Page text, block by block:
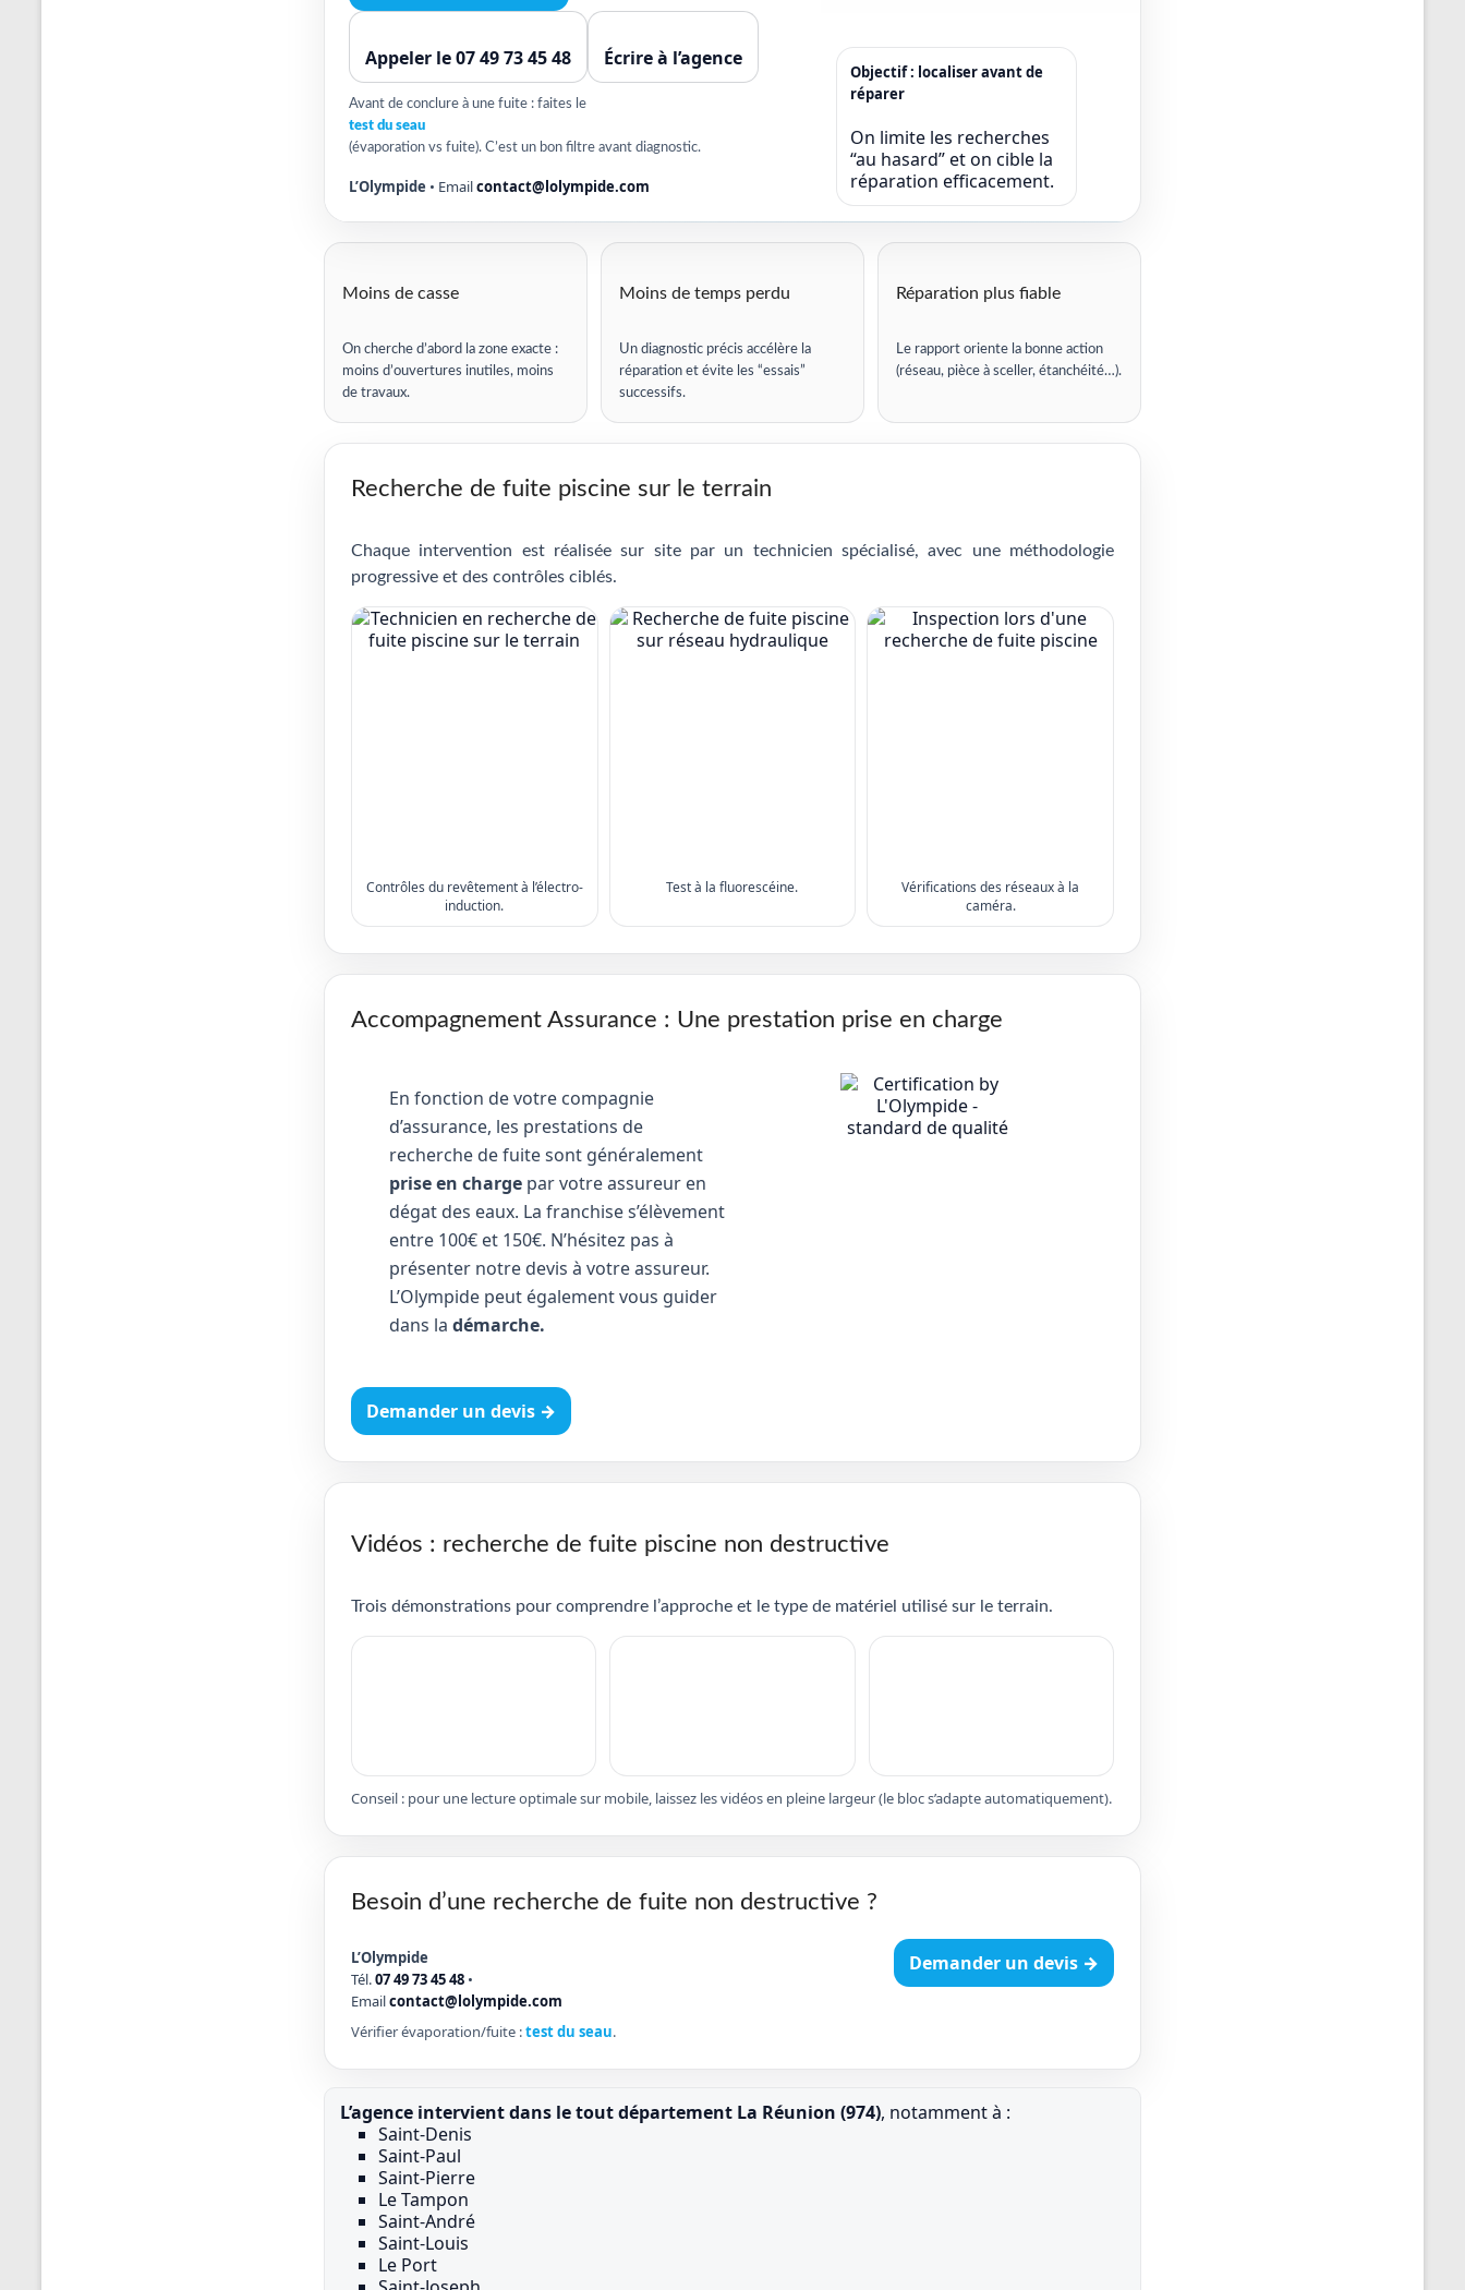
Appeler le 07 49 73 45 48 Écrire à l’agence
Avant de conclure à une fuite : faites le
test du seau
(évaporation vs fuite). C’est un bon filtre avant diagnostic.
L’Olympide • Emailcontact@lolympide.com
Objectif : localiser avant de
réparer
On limite les recherches
“au hasard” et on cible la
réparation efficacement.
Moins de casse
On cherche d’abord la zone exacte :
moins d’ouvertures inutiles, moins
de travaux.
Moins de temps perdu
Un diagnostic précis accélère la
réparation et évite les “essais”
successifs.
Réparation plus fiable
Le rapport oriente la bonne action
(réseau, pièce à sceller, étanchéité…).
Recherche de fuite piscine sur le terrain
Chaque intervention est réalisée sur site par un technicien spécialisé, avec une méthodologie
progressive et des contrôles ciblés.
Contrôles du revêtement à l’électro-
induction.
Test à la fluorescéine.
Vérifications des réseaux à la
caméra.
Accompagnement Assurance : Une prestation prise en charge
En fonction de votre compagnie
d’assurance, les prestations de
recherche de fuite sont généralement
prise en charge par votre assureur en
dégat des eaux. La franchise s’élèvement
entre 100€ et 150€. N’hésitez pas à
présenter notre devis à votre assureur.
L’Olympide peut également vous guider
dans la démarche.
Demander un devis →
Vidéos : recherche de fuite piscine non destructive
Trois démonstrations pour comprendre l’approche et le type de matériel utilisé sur le terrain.
Conseil : pour une lecture optimale sur mobile, laissez les vidéos en pleine largeur (le bloc s’adapte automatiquement).
Besoin d’une recherche de fuite non destructive ?
L’Olympide
Tél.07 49 73 45 48 •
Emailcontact@lolympide.com
Vérifier évaporation/fuite :test du seau.
Demander un devis →
L’agence intervient dans le tout département La Réunion (974), notamment à :
Saint-Denis
Saint-Paul
Saint-Pierre
Le Tampon
Saint-André
Saint-Louis
Le Port